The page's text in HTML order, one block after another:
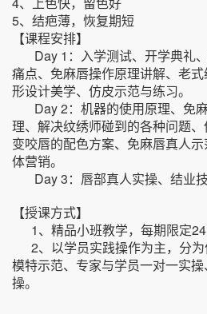
5、结疤薄，恢复期短
【课程安排】
Day 1：入学测试、开学典礼
痛点、免麻唇操作原理讲解、老
形设计美学、仿皮示范与练习。
Day 2：机器的使用原理、免
理、解决纹绣师碰到的各种问题
变咬唇的配色方案、免麻唇真人
体营销。
Day 3：唇部真人实操、结业技
【授课方式】
1、精品小班教学，每期限定24
2、以学员实践操作为主，分为
模特示范、专家与学员一对一实
操。